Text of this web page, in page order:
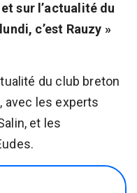
sur l’actualité du
c’est Rauzy »
du club breton
avec les experts
et les